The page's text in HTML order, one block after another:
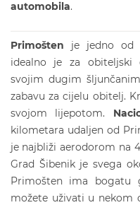
automobila.
Primošten je jedno od
idealno je za obiteljski
svojim dugim
zabavu za cijelu obitelj.
svojom lijepotom.
kilometara udaljen od
je najbliži aerodorom na
Grad Šibenik je svega
Primošten ima bogatu
možete uživati u nekom